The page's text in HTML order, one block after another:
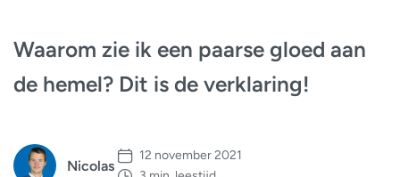
Waarom zie ik een paarse gloed aan
de hemel? Dit is de verklaring!
Nicolas
12 november 2021